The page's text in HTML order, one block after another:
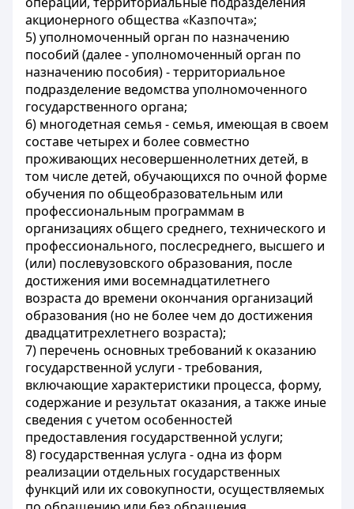
акционерного общества «Казпочта»;
5) уполномоченный орган по назначению
пособий (далее - уполномоченный орган по
назначению пособия) - территориальное
подразделение ведомства уполномоченного
государственного органа;
6) многодетная семья - семья, имеющая в своем
составе четырех и более совместно
проживающих несовершеннолетних детей, в
том числе детей, обучающихся по очной форме
обучения по общеобразовательным или
профессиональным программам в
организациях общего среднего, технического и
профессионального, послесреднего, высшего и
(или) послевузовского образования, после
достижения ими восемнадцатилетнего
возраста до времени окончания организаций
образования (но не более чем до достижения
двадцатитрехлетнего возраста);
7) перечень основных требований к оказанию
государственной услуги - требования,
включающие характеристики процесса, форму,
содержание и результат оказания, а также иные
сведения с учетом особенностей
предоставления государственной услуги;
8) государственная услуга - одна из форм
реализации отдельных государственных
функций или их совокупности, осуществляемых